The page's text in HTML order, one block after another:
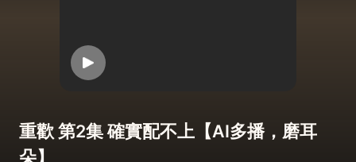
重歡 第2集 確實配不上【AI多播，磨耳
朵】